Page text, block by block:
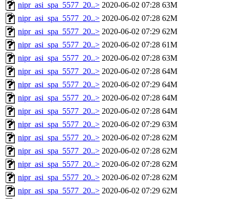
nipr_asi_spa_5577_20..> 2020-06-02 07:28 63M
nipr_asi_spa_5577_20..> 2020-06-02 07:28 62M
nipr_asi_spa_5577_20..> 2020-06-02 07:29 62M
nipr_asi_spa_5577_20..> 2020-06-02 07:28 61M
nipr_asi_spa_5577_20..> 2020-06-02 07:28 63M
nipr_asi_spa_5577_20..> 2020-06-02 07:28 64M
nipr_asi_spa_5577_20..> 2020-06-02 07:29 64M
nipr_asi_spa_5577_20..> 2020-06-02 07:28 64M
nipr_asi_spa_5577_20..> 2020-06-02 07:28 64M
nipr_asi_spa_5577_20..> 2020-06-02 07:29 63M
nipr_asi_spa_5577_20..> 2020-06-02 07:28 62M
nipr_asi_spa_5577_20..> 2020-06-02 07:28 62M
nipr_asi_spa_5577_20..> 2020-06-02 07:28 62M
nipr_asi_spa_5577_20..> 2020-06-02 07:28 62M
nipr_asi_spa_5577_20..> 2020-06-02 07:29 62M